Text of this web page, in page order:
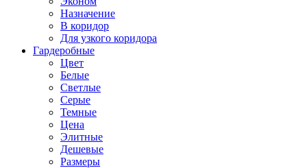
Назначение
В коридор
Для узкого коридора
Гардеробные
Цвет
Белые
Светлые
Серые
Темные
Цена
Элитные
Дешевые
Размеры